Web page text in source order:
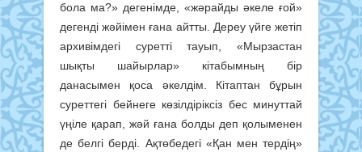
бола ма?» дегенімде, «жәрайды әкеле ғой»
дегенді жәйімен ғана айтты. Дереу үйге жетіп
архивімдегі суретті тауып, «Мырзастан
шықты шайырлар» кітабымның бір
данасымен қоса әкелдім. Кітаптан бұрын
суреттегі бейнеге көзілдіріксіз бес минуттай
үңіле қарап, жәй ғана болды деп қолыменен
де белгі берді. Ақтөбедегі «Қан мен тердің»